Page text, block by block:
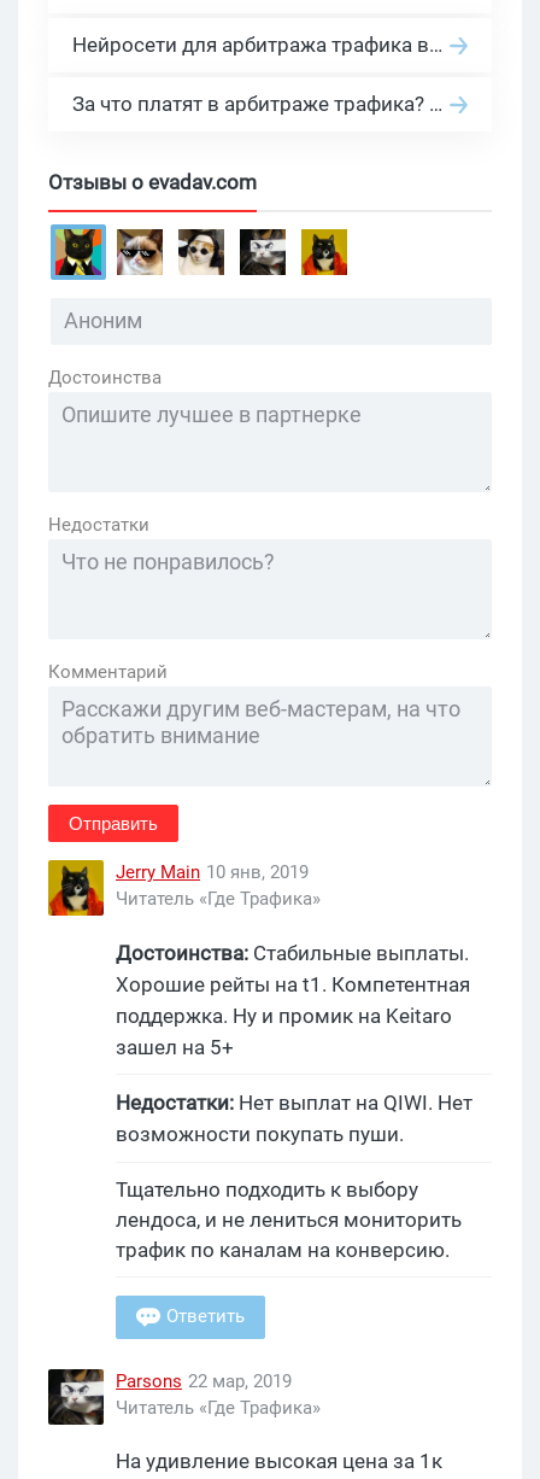
Нейросети для арбитража трафика в 2026: инструменты, кейсы и AI-медиабайеры
За что платят в арбитраже трафика? 30 моделей оплаты в бурж и СНГ партнерках
Отзывы о evadav.com
Достоинства
Недостатки
Комментарий
Отправить
Jerry Main 10 янв, 2019
Читатель «Где Трафика»
Достоинства: Стабильные выплаты.
Хорошие рейты на t1. Компетентная
поддержка. Ну и промик на Keitaro
зашел на 5+
Недостатки: Нет выплат на QIWI. Нет
возможности покупать пуши.
Тщательно подходить к выбору
лендоса, и не лениться мониторить
трафик по каналам на конверсию.
Ответить
Parsons 22 мар, 2019
Читатель «Где Трафика»
На удивление высокая цена за 1к